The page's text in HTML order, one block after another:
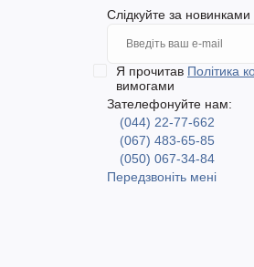
Слідкуйте за новинками
Я прочитав Політика
вимогами
Зателефонуйте нам:
(044) 22-77-662
(067) 483-65-85
(050) 067-34-84
Передзвоніть мені